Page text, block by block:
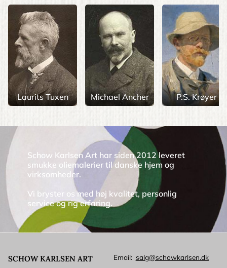
Laurits Tuxen Michael Ancher P.S. Krøyer
Schow Karlsen Art har siden 2012 leveret
smukke oliemalerier til danske hjem og
virksomheder.
Vi bryster os med høj kvalitet, personlig
service og rig erfaring.
SCHOW KARLSEN ART Email salg@schowkarlsen.dk